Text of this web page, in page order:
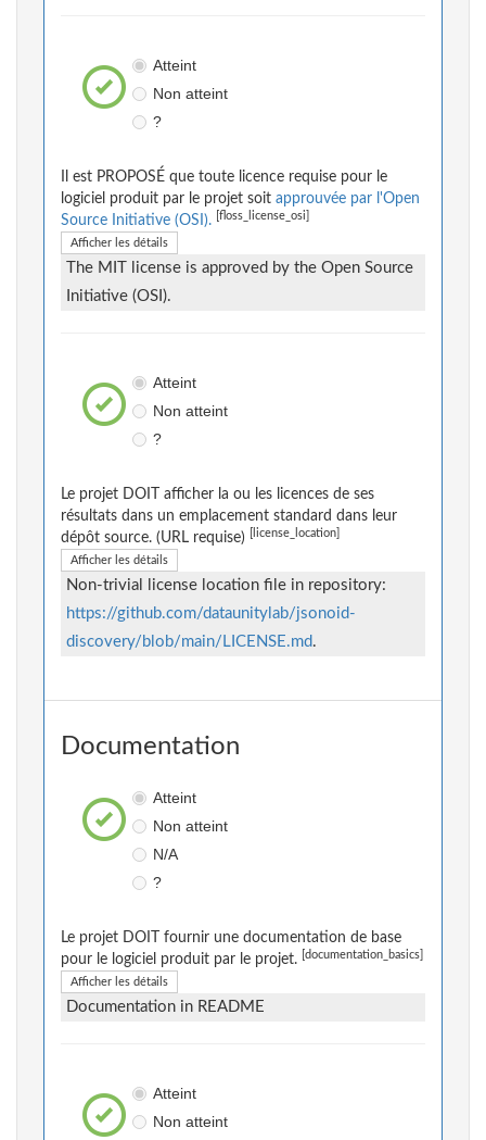
Atteint
Non atteint
?
Il est PROPOSÉ que toute licence requise pour le
logiciel produit par le projet soit approuvée par l'Open
Source Initiative (OSI).
[floss_license_osi]
Afficher les détails
The MIT license is approved by the Open Source
Initiative (OSI).
Atteint
Non atteint
?
Le projet DOIT afficher la ou les licences de ses
résultats dans un emplacement standard dans leur
dépôt source. (URL requise)
[license_location]
Afficher les détails
Non-trivial license location file in repository:
https://github.com/dataunitylab/jsonoid-
discovery/blob/main/LICENSE.md.
Documentation
Atteint
Non atteint
N/A
?
Le projet DOIT fournir une documentation de base
pour le logiciel produit par le projet.
[documentation_basics]
Afficher les détails
Documentation in README
Atteint
Non atteint